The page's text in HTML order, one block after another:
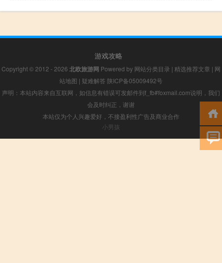
游戏攻略
Copyright © 2012 - 2026 北欧旅游网 Powered by 网站分类目录 | 精选推荐文章 | 网
站地图 | 疑难解答 陕ICP备05009492号
声明：本站内容来自互联网，如信息有错误可发邮件到f_fb#foxmail.com说明，我们
会及时纠正，谢谢
本站仅为个人兴趣爱好，不接盈利性广告及商业合作
小男孩